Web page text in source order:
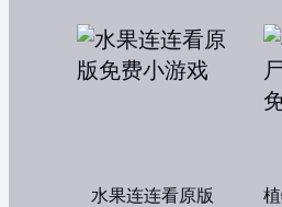
水果连连看原版